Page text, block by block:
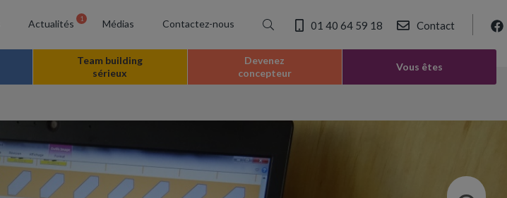
Actualités 1 Médias Contactez-nous 01 40 64 59 18 Contact
Team building
sérieux
Devenez
concepteur
Vous êtes